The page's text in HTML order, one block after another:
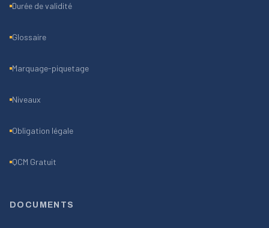
Durée de validité
Glossaire
Marquage-piquetage
Niveaux
Obligation légale
QCM Gratuit
DOCUMENTS